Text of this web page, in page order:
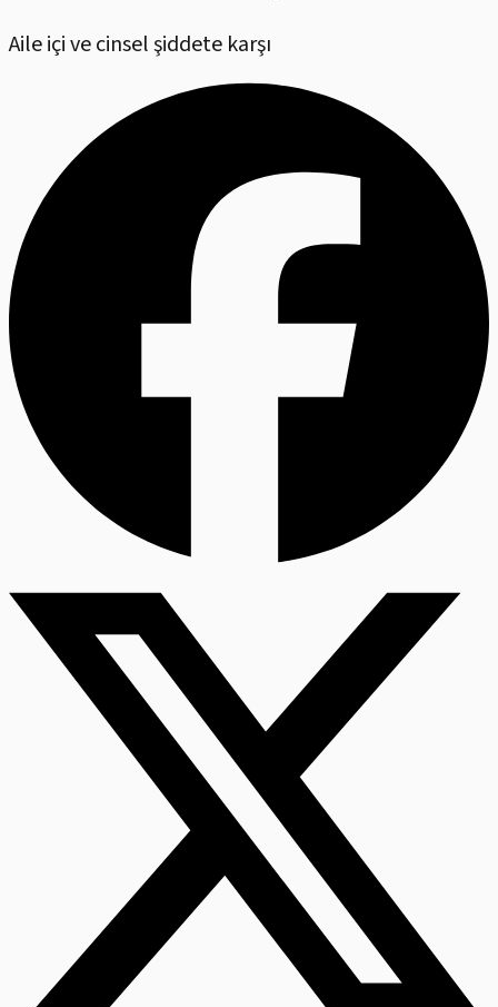
Aile içi ve cinsel şiddete karşı